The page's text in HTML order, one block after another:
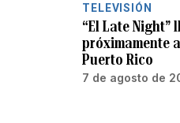
TELEVISIÓN
“El Late Night”
próximamente
Puerto Rico
7 de agosto de